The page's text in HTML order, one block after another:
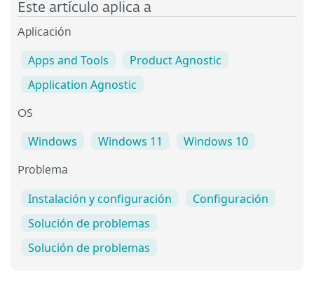
Este artículo aplica a
Aplicación
Apps and Tools
Product Agnostic
Application Agnostic
OS
Windows Windows 11 Windows 10
Problema
Instalación y configuración
Configuración
Solución de problemas
Solución de problemas